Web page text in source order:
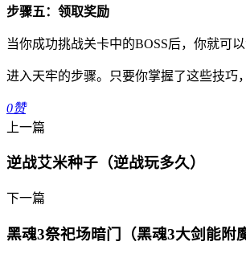
步骤五：领取奖励
当你成功挑战关卡中的BOSS后，你就可
进入天牢的步骤。只要你掌握了这些技巧
0赞
上一篇
逆战艾米种子（逆战玩多久）
下一篇
黑魂3祭祀场暗门（黑魂3大剑能附